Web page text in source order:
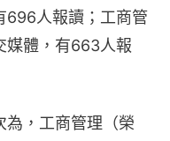
696人報讀；工商管
媒體，有663人報
為，工商管理（榮